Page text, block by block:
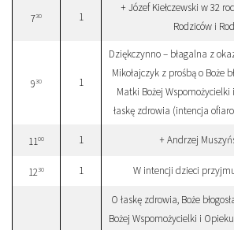
730 1
+ Józef Kiełczewski w 32
Rodziców i
930 1
Dziękczynno – błagalna z
Mikołajczyk z prośbą o Boże
Matki Bożej
łaskę zdrowia (intencja
1100 1 + Andrzej
1230 1 W intencji dzieci
O łaskę zdrowia, Boże
Bożej Wspomożycielki i